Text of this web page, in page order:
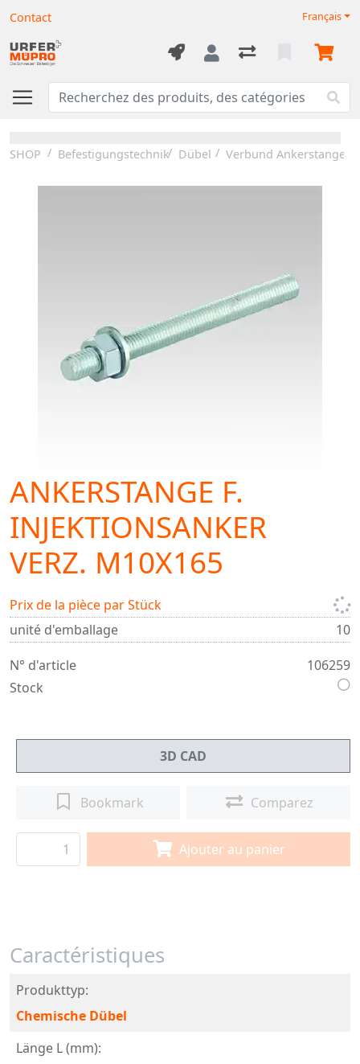
Contact Français
SHOP Befestigungstechnik Dübel Verbund Ankerstangen
ANKERSTANGE F.
INJEKTIONSANKER
VERZ. M10X165
Prix de la pièce par Stück
unité d'emballage
10
N° d'article
106259
Stock
3D CAD
Bookmark Comparez
Ajouter au panier
Caractéristiques
Produkttyp:
Chemische Dübel
Länge L (mm):